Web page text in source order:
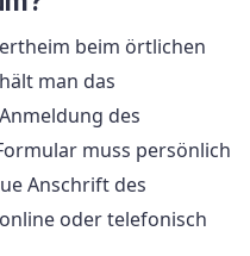
beim örtlichen
man das
des
muss persönlich
Anschrift des
oder telefonisch